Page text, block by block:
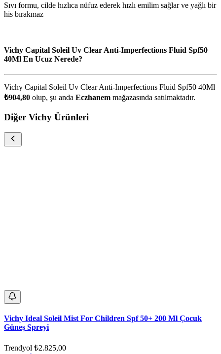
Sıvı formu, cilde hızlıca nüfuz ederek hızlı emilim sağlar ve yağlı bir
his bırakmaz
Vichy Capital Soleil Uv Clear Anti-Imperfections Fluid Spf50
40Ml En Ucuz Nerede?
Vichy Capital Soleil Uv Clear Anti-Imperfections Fluid Spf50 40Ml
₺904,80 olup, şu anda Eczhanem mağazasında satılmaktadır.
Diğer Vichy Ürünleri
Vichy Ideal Soleil Mist For Children Spf 50+ 200 Ml Çocuk
Güneş Spreyi
Trendyol ₺2.825,00